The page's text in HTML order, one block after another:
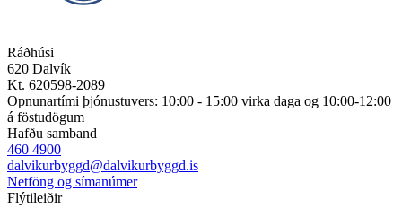
Ráðhúsi
620 Dalvík
Kt. 620598-2089
Opnunartími þjónustuvers: 10:00 - 15:00 virka daga og 10:00-12:00
á föstudögum
Hafðu samband
460 4900
dalvikurbyggd@dalvikurbyggd.is
Netföng og símanúmer
Flýtileiðir